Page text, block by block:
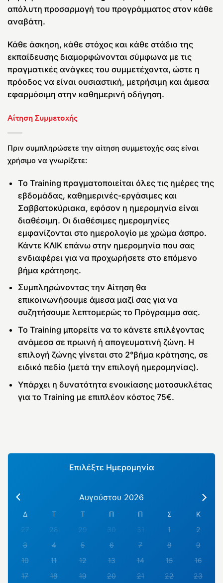
απόλυτη προσαρμογή του προγράμματος στον κάθε
αναβάτη.
Κάθε άσκηση, κάθε στόχος και κάθε στάδιο της
εκπαίδευσης διαμορφώνονται σύμφωνα με τις
πραγματικές ανάγκες του συμμετέχοντα, ώστε η
πρόοδος να είναι ουσιαστική, μετρήσιμη και άμεσα
εφαρμόσιμη στην καθημερινή οδήγηση.
Αίτηση Συμμετοχής
Πριν συμπληρώσετε την αίτηση συμμετοχής σας είναι
χρήσιμο να γνωρίζετε:
Το Training πραγματοποιείται όλες τις ημέρες της
εβδομάδας, καθημερινές-εργάσιμες και
Σαββατοκύριακα, εφόσον η ημερομηνία είναι
διαθέσιμη. Οι διαθέσιμες ημερομηνίες
εμφανίζονται στο ημερολογίο με χρώμα άσπρο.
Κάντε ΚΛΙΚ επάνω στην ημερομηνία που σας
ενδιαφέρει για να προχωρήσετε στο επόμενο
βήμα κράτησης.
Συμπληρώνοντας την Αίτηση θα
επικοινωνήσουμε άμεσα μαζί σας για να
συζητήσουμε λεπτομερώς το Πρόγραμμα σας.
Το Training μπορείτε να το κάνετε επιλέγοντας
ανάμεσα σε πρωινή ή απογευματινή ζώνη. Η
επιλογή ζώνης γίνεται στο 2°βήμα κράτησης, σε
ειδικό πεδίο (μετά την επιλογή ημερομηνίας).
Υπάρχει η δυνατότητα ενοικίασης μοτοσυκλέτας
για το Training με επιπλέον κόστος 75€.
Επιλέξτε Ημερομηνία
Αυγούστου 2026
Δ Τ Τ Π Π Σ
Κ
27
28 29 30 31 1
2
3
4 5 6 7 8
9
10
11 12 13 14 15
16
17
18 19 20 21 22
23